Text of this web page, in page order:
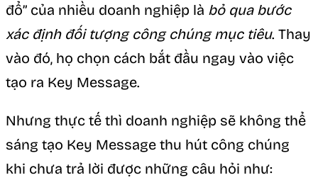
đổ” của nhiều doanh nghiệp là bỏ qua bước
xác định đối tượng công chúng mục tiêu. Thay
vào đó, họ chọn cách bắt đầu ngay vào việc
tạo ra Key Message.
Nhưng thực tế thì doanh nghiệp sẽ không thể
sáng tạo Key Message thu hút công chúng
khi chưa trả lời được những câu hỏi như: